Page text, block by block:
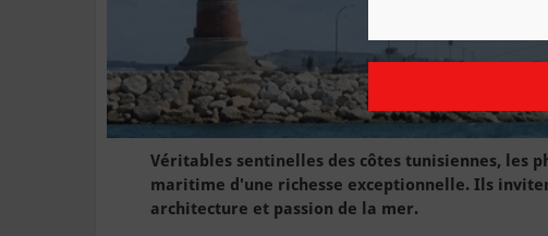
Véritables sentinelles des côtes tunisiennes, les
maritime d'une richesse exceptionnelle. Ils
architecture et passion de la mer.